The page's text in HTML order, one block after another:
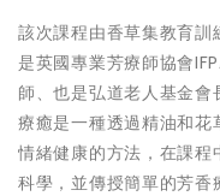
該次課程由香草集教育
是英國專業芳療師協會
師、也是弘道老人基金
療癒是一種透過精油和
情緒健康的方法，在課
科學，並傳授簡單的芳